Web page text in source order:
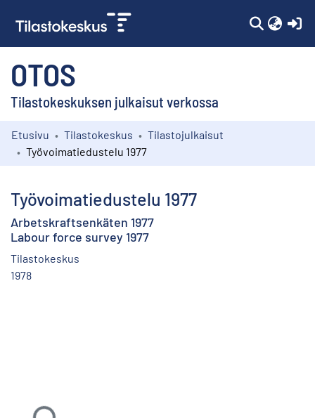
OTOS
Tilastokeskuksen julkaisut verkossa
Kokoelmat
Etusivu Tilastokeskus
Tilastojulkaisut
Työvoimatiedustelu 1977
Työvoimatiedustelu 1977
Arbetskraftsenkäten 1977
Labour force survey 1977
Tilastokeskus
1978